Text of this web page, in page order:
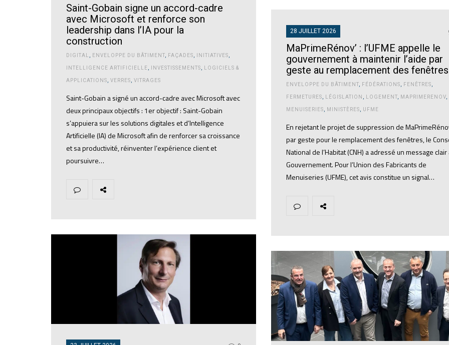
Saint-Gobain signe un accord-cadre
avec Microsoft et renforce son
leadership dans l’IA pour la
construction
DIGITAL ENVELOPPE DU BÂTIMENT FAÇADES INITIATIVES
INTELLIGENCE ARTIFICIELLE INVESTISSEMENTS LOGICIELS &
APPLICATIONS VERRES VITRAGES
Saint-Gobain a signé un accord-cadre avec Microsoft avec
deux principaux objectifs : 1er objectif : Saint-Gobain
s’appuiera sur les solutions digitales et d’Intelligence
Artificielle (IA) de Microsoft afin de renforcer sa croissance
et sa productivité, réinventer l’expérience client et
poursuivre…
28 JUILLET 2026
MaPrimeRénov’ : l’UFME appelle le
gouvernement à maintenir l’aide par
geste au remplacement des fenêtres
ENVELOPPE DU BÂTIMENT, FÉDÉRATIONS FENÊTRES
FERMETURES LÉGISLATION LOGEMENT, MAPRIMERENOV,
MENUISERIES MINISTÈRES UFME
En rejetant le projet de suppression de
par geste pour le remplacement des fenêtres, le
National de l’Habitat (CNH) a adressé un message clair
Gouvernement. Pour l’Union des Fabricants de
Menuiseries (UFME), cet avis constitue un signal…